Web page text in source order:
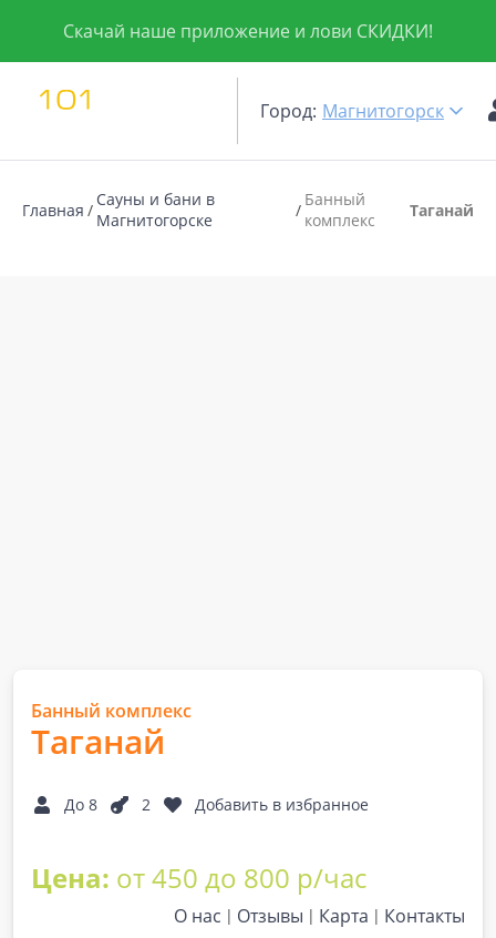
Скачай наше приложение и лови СКИДКИ!
Город: Магнитогорск
Главная
Сауны и бани в
Магнитогорске
Банный
комплекс
Таганай
Банный комплекс
Таганай
До 8 2 Добавить в избранное
Цена: от 450 до 800 р/час
О нас Отзывы Карта Контакты